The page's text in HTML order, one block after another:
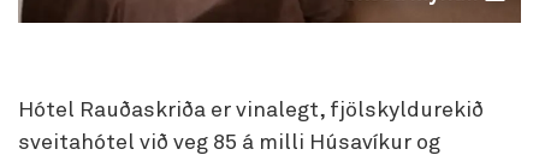
Hótel Rauðaskriða er vinalegt, fjölskyldurekið
sveitahótel við veg 85 á milli Húsavíkur og